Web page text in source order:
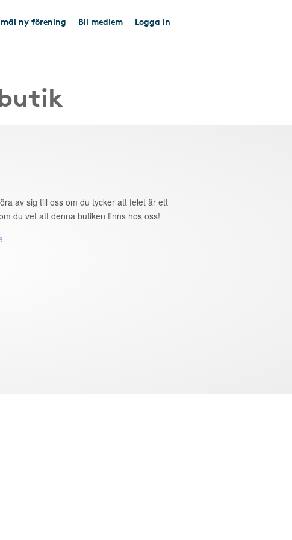
ny förening Bli medlem Logga in
av sig till oss om du tycker att felet är ett
du vet att denna butiken finns hos oss!